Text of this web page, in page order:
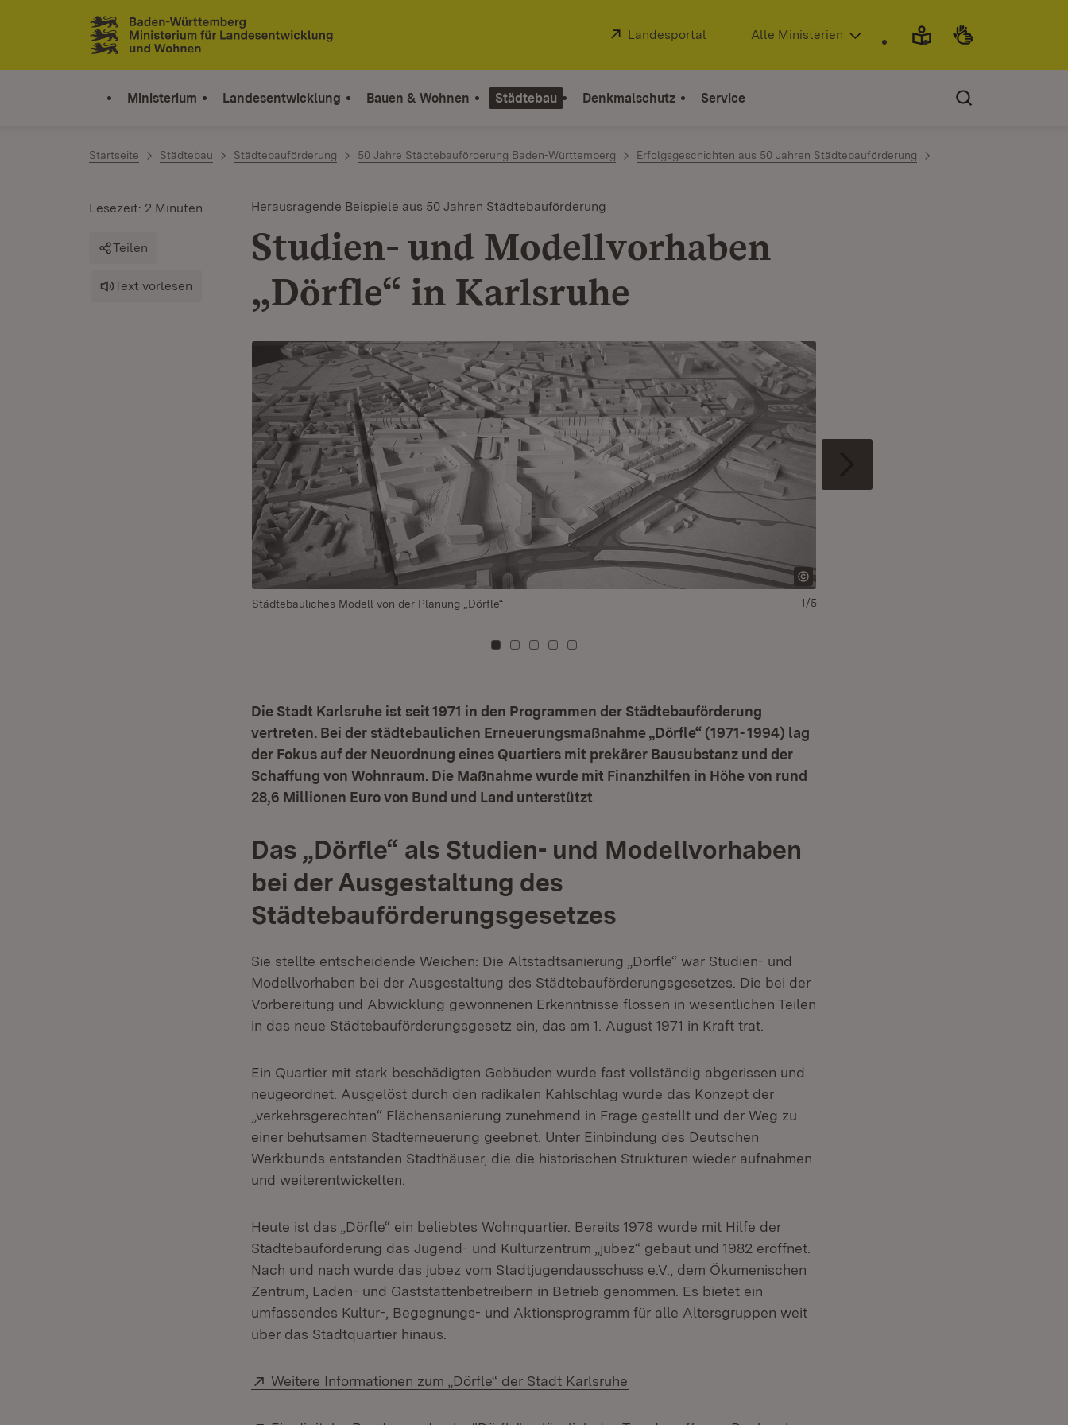
Zum Inhalt springen
Link zur Startseite
Extern:
Landesportal (Öffnet in neuem Fenster)
Alle Ministerien
Ministerium Landesentwicklung Bauen & Wohnen Städtebau Denkmalschutz Service
Startseite Städtebau Städtebauförderung 50 Jahre Städtebauförderung Baden-Württemberg Erfolgsgeschichten aus 50 Jahren Städtebauförderung
Herausragende Beispiele aus 50 Jahren Städtebauförderung
Studien- und Modellvorhaben
„Dörfle“ in Karlsruhe
Lesezeit: 2 Minuten
Teilen
Text vorlesen
Städtebauliches Modell von der Planung „Dörfle“
Zu Kachel: 0
Zu Kachel: 1
Zu Kachel: 2
Zu Kachel: 3
Zu Kachel: 4
1/5
Die Stadt Karlsruhe ist seit 1971 in den Programmen der Städtebauförderung
vertreten. Bei der städtebaulichen Erneuerungsmaßnahme „Dörfle“ (1971- 1994) lag
der Fokus auf der Neuordnung eines Quartiers mit prekärer Bausubstanz und der
Schaffung von Wohnraum. Die Maßnahme wurde mit Finanzhilfen in Höhe von rund
28,6 Millionen Euro von Bund und Land unterstützt
Das „Dörfle“ als Studien- und Modellvorhaben
bei der Ausgestaltung des
Städtebauförderungsgesetzes
Sie stellte entscheidende Weichen: Die Altstadtsanierung „Dörfle“ war Studien- und
Modellvorhaben bei der Ausgestaltung des Städtebauförderungsgesetzes. Die bei der
Vorbereitung und Abwicklung gewonnenen Erkenntnisse flossen in wesentlichen Teilen
in das neue Städtebauförderungsgesetz ein, das am 1. August 1971 in Kraft trat.
Ein Quartier mit stark beschädigten Gebäuden wurde fast vollständig abgerissen und
neugeordnet. Ausgelöst durch den radikalen Kahlschlag wurde das Konzept der
„verkehrsgerechten“ Flächensanierung zunehmend in Frage gestellt und der Weg zu
einer behutsamen Stadterneuerung geebnet. Unter Einbindung des Deutschen
Werkbunds entstanden Stadthäuser, die die historischen Strukturen wieder aufnahmen
und weiterentwickelten.
Heute ist das „Dörfle“ ein beliebtes Wohnquartier. Bereits 1978 wurde mit Hilfe der
Städtebauförderung das Jugend- und Kulturzentrum „jubez“ gebaut und 1982 eröffnet.
Nach und nach wurde das jubez vom Stadtjugendausschuss e.V., dem Ökumenischen
Zentrum, Laden- und Gaststättenbetreibern in Betrieb genommen. Es bietet ein
umfassendes Kultur-, Begegnungs- und Aktionsprogramm für alle Altersgruppen weit
über das Stadtquartier hinaus.
Extern:
Weitere Informationen zum „Dörfle“ der Stadt Karlsruhe